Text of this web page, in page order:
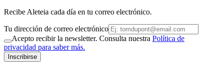
Recibe Aleteia cada día en tu correo electrónico.
Tu dirección de correo electrónico
Acepto recibir la newsletter. Consulta nuestra Política de
privacidad para saber más.
Inscribirse